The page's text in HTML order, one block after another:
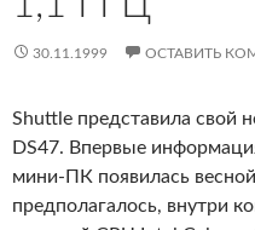
30.11.1999 ОСТАВИТЬ
Shuttle представила свой
DS47. Впервые
мини-ПК появилась
предполагалось, внутри